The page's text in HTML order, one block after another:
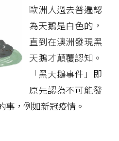
歐洲人過去普遍認
為天鵝是白色的，
直到在澳洲發現黑
天鵝才顛覆認知。
「黑天鵝事件」即
原先認為不可能發
事，例如新冠疫情。